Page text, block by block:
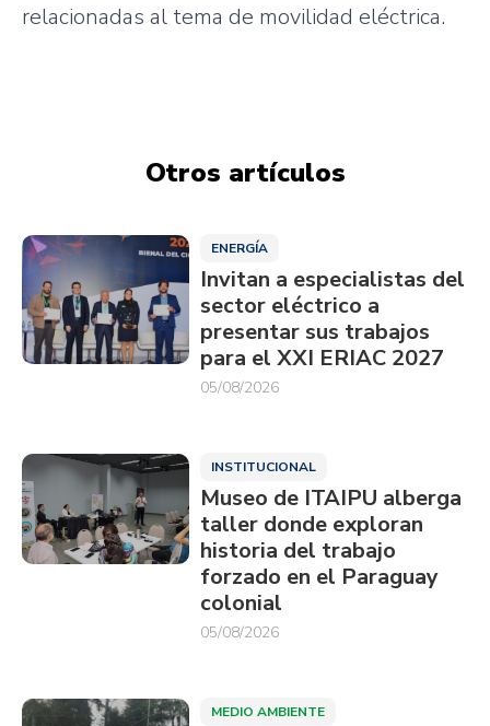
relacionadas al tema de movilidad eléctrica.
Otros artículos
ENERGÍA
Invitan a especialistas del
sector eléctrico a
presentar sus trabajos
para el XXI ERIAC 2027
05/08/2026
INSTITUCIONAL
Museo de ITAIPU alberga
taller donde exploran
historia del trabajo
forzado en el Paraguay
colonial
05/08/2026
MEDIO AMBIENTE